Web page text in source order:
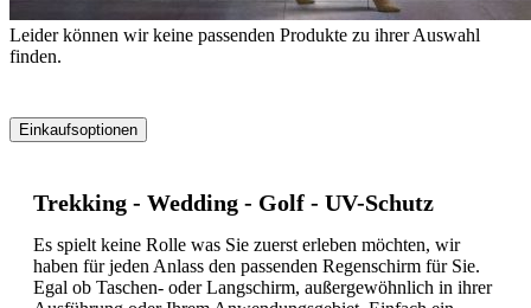
Einkaufsoptionen
Produktliste
springen
Leider können wir keine passenden Produkte zu ihrer Auswahl
finden.
Trekking - Wedding - Golf - UV-Schutz
Es spielt keine Rolle was Sie zuerst erleben möchten, wir
haben für jeden Anlass den passenden Regenschirm für Sie.
Egal ob Taschen- oder Langschirm, außergewöhnlich in ihrer